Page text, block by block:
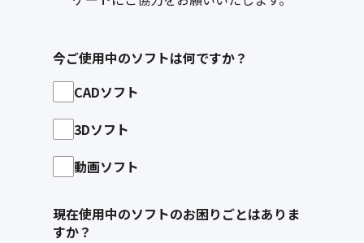
今ご使用中のソフトは何ですか？
CADソフト
3Dソフト
動画ソフト
現在使用中のソフトのお困りごとはありま
すか？